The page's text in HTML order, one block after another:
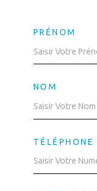
PRÉNOM
NOM
TÉLÉPHONE